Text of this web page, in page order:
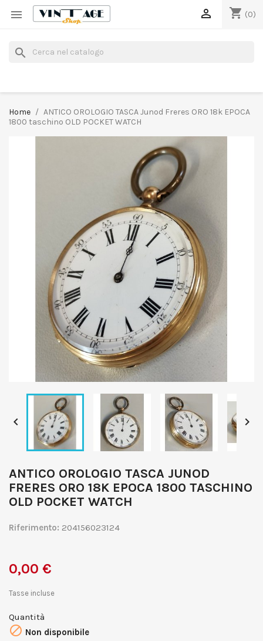
 shopping_cart (0)

search
Home
ANTICO OROLOGIO TASCA Junod Freres ORO 18k EPOCA
1800 taschino OLD POCKET WATCH
 
ANTICO OROLOGIO TASCA JUNOD
FRERES ORO 18K EPOCA 1800 TASCHINO
OLD POCKET WATCH
Riferimento: 204156023124
0,00 €
Tasse incluse
Quantità
 Non disponibile